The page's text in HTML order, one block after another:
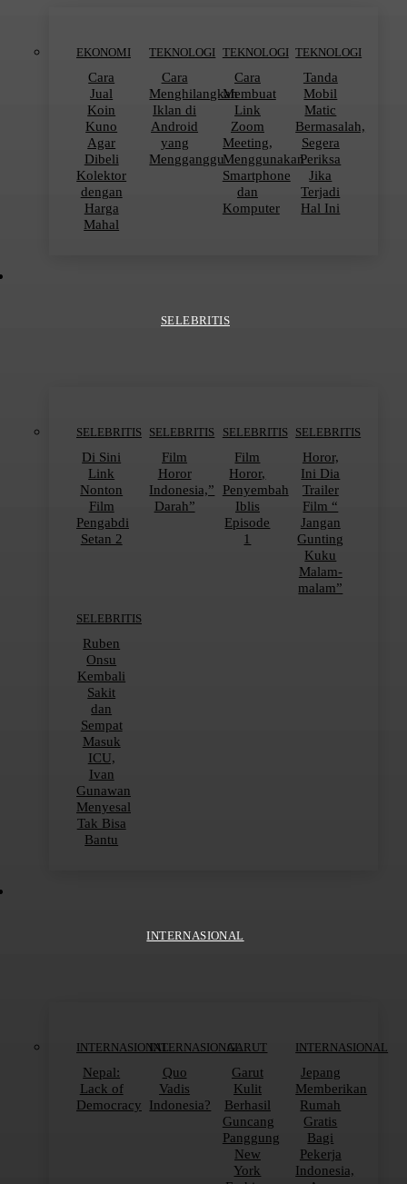
EKONOMI
Cara
Jual
Koin
Kuno
Agar
Dibeli
Kolektor
dengan
Harga
Mahal
TEKNOLOGI
Cara
Menghilangkan
Iklan di
Android
yang
Mengganggu
TEKNOLOGI
Cara
Membuat
Link
Zoom
Meeting,
Menggunakan
Smartphone
dan
Komputer
TEKNOLOGI
Tanda
Mobil
Matic
Bermasalah,
Segera
Periksa
Jika
Terjadi
Hal Ini
SELEBRITIS
SELEBRITIS
Di Sini
Link
Nonton
Film
Pengabdi
Setan 2
SELEBRITIS
Film
Horor
Indonesia,”
Darah”
SELEBRITIS
Film
Horor,
Penyembah
Iblis
Episode
1
SELEBRITIS
Horor,
Ini Dia
Trailer
Film “
Jangan
Gunting
Kuku
Malam-
malam”
SELEBRITIS
Ruben
Onsu
Kembali
Sakit
dan
Sempat
Masuk
ICU,
Ivan
Gunawan
Menyesal
Tak Bisa
Bantu
INTERNASIONAL
INTERNASIONAL
Nepal:
Lack of
Democracy
INTERNASIONAL
Quo
Vadis
Indonesia?
GARUT
Garut
Kulit
Berhasil
Guncang
Panggung
New
York
INTERNASIONAL
Jepang
Memberikan
Rumah
Gratis
Bagi
Pekerja
Indonesia,